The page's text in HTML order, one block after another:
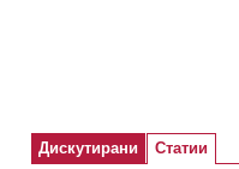
Дискутирани Статии